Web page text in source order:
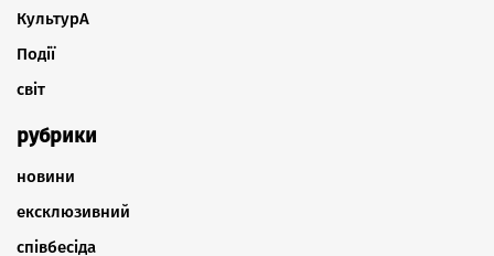
КультурА
Події
світ
рубрики
новини
ексклюзивний
співбесіда